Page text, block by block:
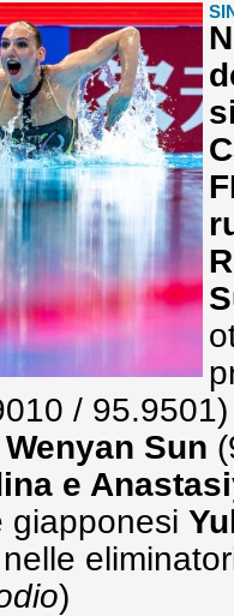
/
Wenyan Sun
e
giapponesi
)